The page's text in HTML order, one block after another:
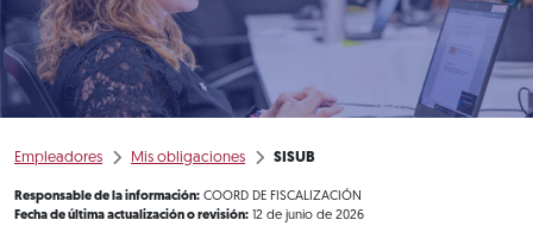
Empleadores Mis obligaciones SISUB
Responsable de la información: COORD DE FISCALIZACIÓN
Fecha de última actualización o revisión: 12 de junio de 2026